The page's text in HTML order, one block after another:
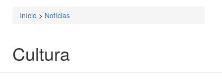
Está aqui
Início > Notícias
Cultura